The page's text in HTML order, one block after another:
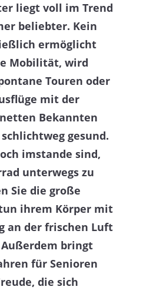
liegt voll im Trend
beliebter. Kein
ermöglicht
Mobilität, wird
Touren oder
mit der
Bekannten
gesund.
imstande sind,
unterwegs zu
Sie die große
ihrem Körper mit
an der frischen Luft
bringt
für Senioren
die sich